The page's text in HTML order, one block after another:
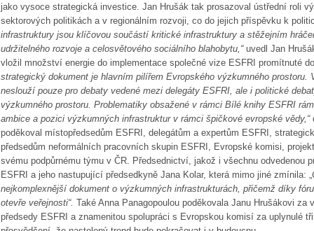
jako vysoce strategická investice. Jan Hrušák tak prosazoval ústřední roli
sektorových politikách a v regionálním rozvoji, co do jejich příspěvku k
infrastruktury jsou klíčovou součástí kritické infrastruktury a stěžejním
udržitelného rozvoje a celosvětového sociálního blahobytu,“uvedl Jan
vložil množství energie do implementace společné vize ESFRI promítnuté
strategický dokument je hlavním pilířem Evropského výzkumného prostoru.
neslouží pouze pro debaty vedené mezi delegáty ESFRI, ale i politické
výzkumného prostoru. Problematiky obsažené v rámci Bílé knihy ESFRI
ambice a pozici výzkumných infrastruktur v rámci špičkové evropské vědy,“
poděkoval místopředsedům ESFRI, delegátům a expertům ESFRI,
předsedům neformálních pracovních skupin ESFRI, Evropské komisi,
svému podpůrnému týmu v ČR. Předsednictví, jakož i všechnu odvedenou
ESFRI a jeho nastupující předsedkyně Jana Kolar, která mimo jiné zmínila: „
nejkomplexnější dokument o výzkumných infrastrukturách, přičemž díky
otevře veřejnosti“. Také Anna Panagopoulou poděkovala Janu Hrušákovi za
předsedy ESFRI a znamenitou spolupráci s Evropskou komisí za uplynulé